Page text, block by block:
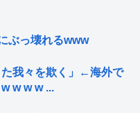
ぶっ壊れるwww
た我々を欺く」←海外で
w w w ...